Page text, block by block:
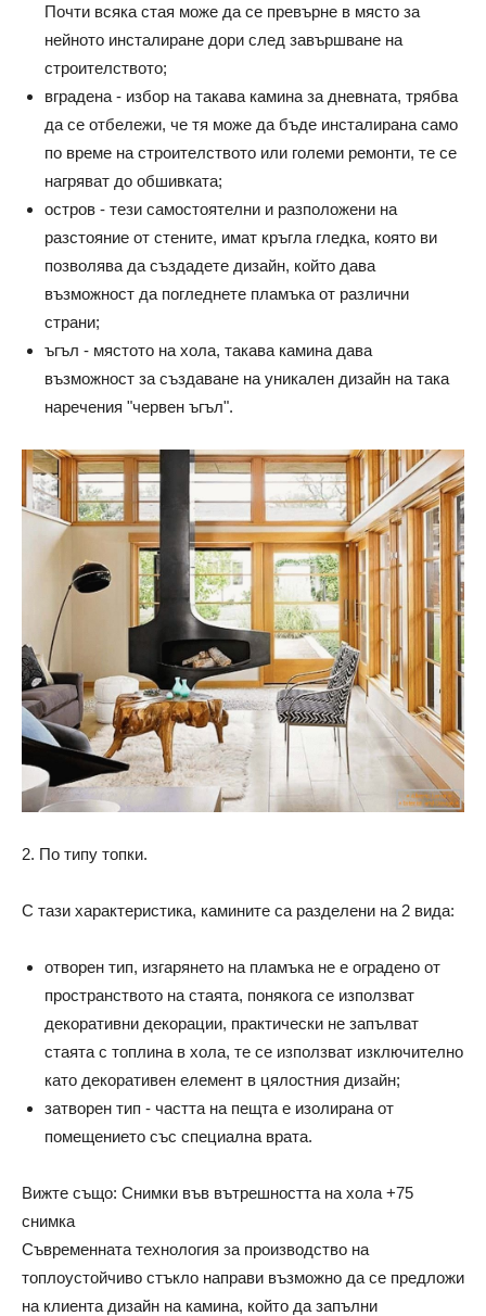
Почти всяка стая може да се превърне в място за
нейното инсталиране дори след завършване на
строителството;
вградена - избор на такава камина за дневната, трябва
да се отбележи, че тя може да бъде инсталирана само
по време на строителството или големи ремонти, те се
нагряват до обшивката;
остров - тези самостоятелни и разположени на
разстояние от стените, имат кръгла гледка, която ви
позволява да създадете дизайн, който дава
възможност да погледнете пламъка от различни
страни;
ъгъл - мястото на хола, такава камина дава
възможност за създаване на уникален дизайн на така
наречения "червен ъгъл".
2. По типу топки.
С тази характеристика, камините са разделени на 2 вида:
отворен тип, изгарянето на пламъка не е оградено от
пространството на стаята, понякога се използват
декоративни декорации, практически не запълват
стаята с топлина в хола, те се използват изключително
като декоративен елемент в цялостния дизайн;
затворен тип - частта на пещта е изолирана от
помещението със специална врата.
Вижте също: Снимки във вътрешността на хола +75
снимка
Съвременната технология за производство на
топлоустойчиво стъкло направи възможно да се предложи
на клиента дизайн на камина, който да запълни